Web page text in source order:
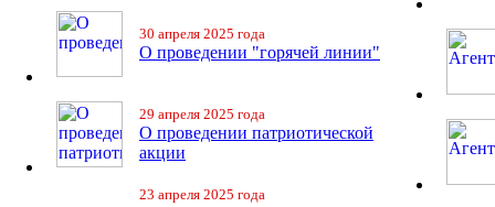
30 апреля 2025 года
О проведении "горячей линии"
29 апреля 2025 года
О проведении патриотической
акции
23 апреля 2025 года